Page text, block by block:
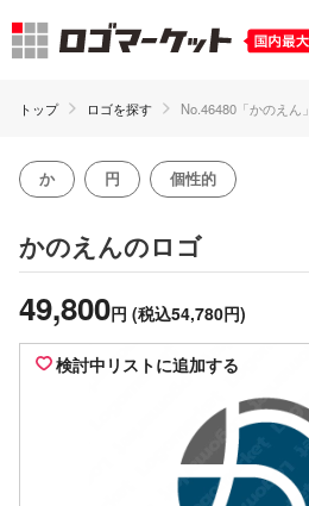
トップ ロゴを探す No.46480「かのえん」
か 円 個性的
かのえんのロゴ
49,800円 (税込54,780円)
検討中リストに追加する